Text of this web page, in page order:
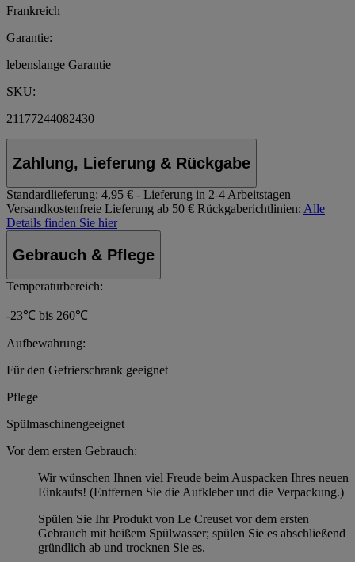
Frankreich
Garantie:
lebenslange Garantie
SKU:
21177244082430
Zahlung, Lieferung & Rückgabe
Standardlieferung: 4,95 € - Lieferung in 2-4 Arbeitstagen
Versandkostenfreie Lieferung ab 50 € Rückgaberichtlinien: Alle
Details finden Sie hier
Gebrauch & Pflege
Temperaturbereich:
-23℃ bis 260℃
Aufbewahrung:
Für den Gefrierschrank geeignet
Pflege
Spülmaschinengeeignet
Vor dem ersten Gebrauch:
Wir wünschen Ihnen viel Freude beim Auspacken Ihres neuen
Einkaufs! (Entfernen Sie die Aufkleber und die Verpackung.)
Spülen Sie Ihr Produkt von Le Creuset vor dem ersten
Gebrauch mit heißem Spülwasser; spülen Sie es abschließend
gründlich ab und trocknen Sie es.